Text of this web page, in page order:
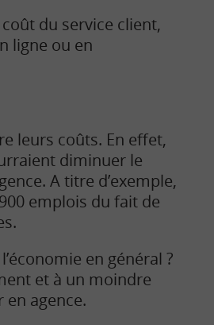
du service client,
ligne ou en
leurs coûts. En effet,
diminuer le
A titre d’exemple,
emplois du fait de
en général ?
et à un moindre
agence.